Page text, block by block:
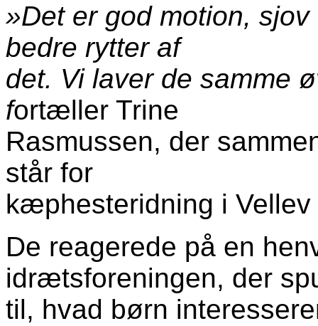
»Det er god motion,
bedre rytter af
det. Vi laver de samme
fortæller Trine
Rasmussen, der
står for
kæphesteridning i Vellev
De reagerede på en
idrætsforeningen, der
til, hvad børn